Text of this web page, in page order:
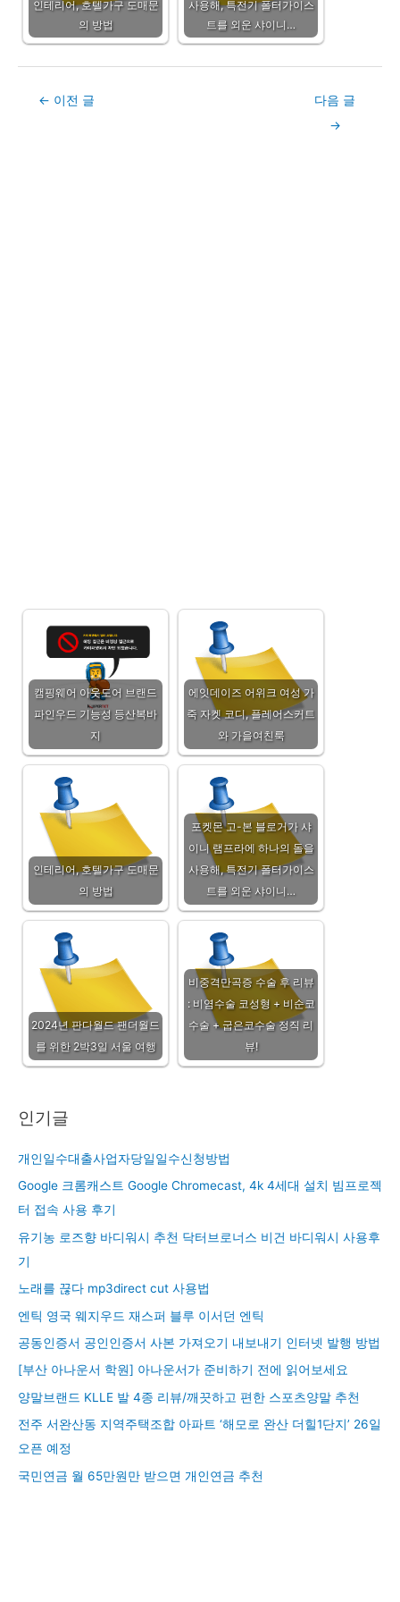
인테리어, 호텔가구 도매문
의 방법
사용해, 특전기 폴터가이스
트를 외운 샤이니…
Post← 이전 글
다음 글
→
캠핑웨어 아웃도어 브랜드
파인우드 기능성 등산복바
지
에잇데이즈 어위크 여성 가
죽 자켓 코디, 플레어스커트
와 가을여친룩
인테리어, 호텔가구 도매문
의 방법
포켓몬 고-본 블로거가 샤
이니 램프라에 하나의 돌을
사용해, 특전기 폴터가이스
트를 외운 샤이니…
2024년 판다월드 팬더월드
를 위한 2박3일 서울 여행
비중격만곡증 수술 후 리뷰
: 비염수술 코성형 + 비순코
수술 + 굽은코수술 정직 리
뷰!
인기글
개인일수대출사업자당일일수신청방법
Google 크롬캐스트 Google Chromecast, 4k 4세대 설치 빔프로젝
터 접속 사용 후기
유기농 로즈향 바디워시 추천 닥터브로너스 비건 바디워시 사용후
기
노래를 끊다 mp3direct cut 사용법
엔틱 영국 웨지우드 재스퍼 블루 이서던 엔틱
공동인증서 공인인증서 사본 가져오기 내보내기 인터넷 발행 방법
[부산 아나운서 학원] 아나운서가 준비하기 전에 읽어보세요
양말브랜드 KLLE 발 4종 리뷰/깨끗하고 편한 스포츠양말 추천
전주 서완산동 지역주택조합 아파트 ‘해모로 완산 더힐1단지’ 26일
오픈 예정
국민연금 월 65만원만 받으면 개인연금 추천